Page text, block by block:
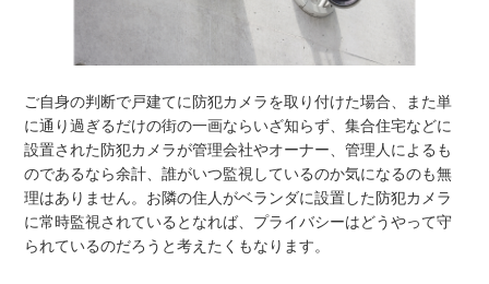
ご自身の判断で戸建てに防犯カメラを取り付けた場合、また単
に通り過ぎるだけの街の一画ならいざ知らず、集合住宅などに
設置された防犯カメラが管理会社やオーナー、管理人によるも
のであるなら余計、誰がいつ監視しているのか気になるのも無
理はありません。お隣の住人がベランダに設置した防犯カメラ
に常時監視されているとなれば、プライバシーはどうやって守
られているのだろうと考えたくもなります。